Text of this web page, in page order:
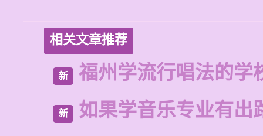
相关文章推荐
新 福州学流行唱法的学
新 如果学音乐专业有出